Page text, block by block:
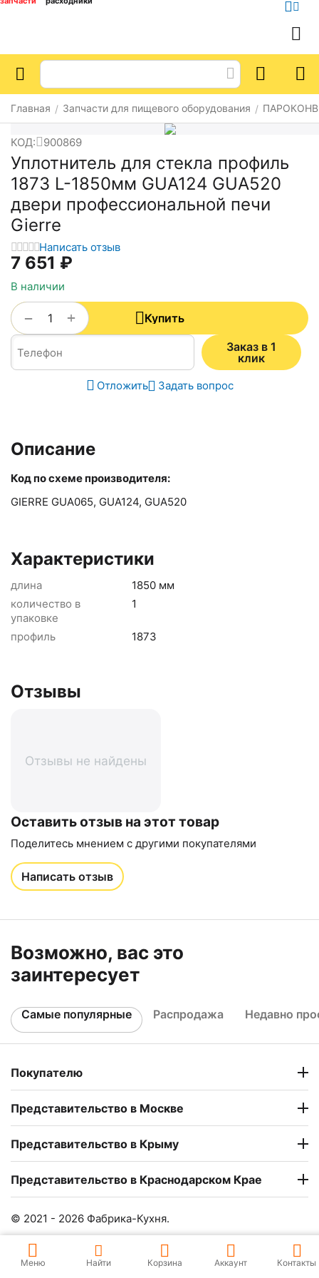
Главная / Запчасти для пищевого оборудования /
КОД: 900869
Уплотнитель для стекла профиль
1873 L-1850мм GUA124 GUA520
двери профессиональной печи
Gierre
Написать отзыв
7 651 ₽
В наличии
+
−
Купить
Заказ в 1
клик
Отложить Задать вопрос
Описание
Код по схеме производителя:
GIERRE GUA065, GUA124, GUA520
Характеристики
длина
1850 мм
количество в
упаковке
1
профиль 1873
Отзывы
Отзывы не найдены
Оставить отзыв на этот товар
Поделитесь мнением с другими покупателями
Написать отзыв
Возможно, вас это
заинтересует
Самые популярные Распродажа Недавно
Покупателю
Представительство в Москве
Представительство в Крыму
Представительство в Краснодарском Крае
© 2021 - 2026 Фабрика-Кухня.
Меню Найти Корзина Аккаунт Контакты